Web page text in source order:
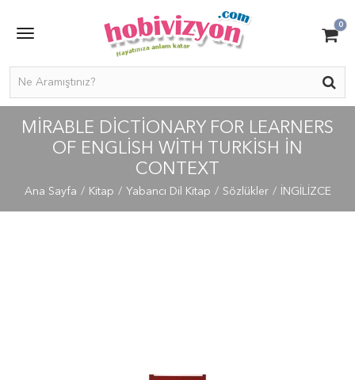
0
MIRABLE DICTIONARY FOR LEARNERS
OF ENGLISH WITH TURKISH IN
CONTEXT
Ana Sayfa Kitap Yabancı Dil Kitap Sözlükler İNGİLİZCE